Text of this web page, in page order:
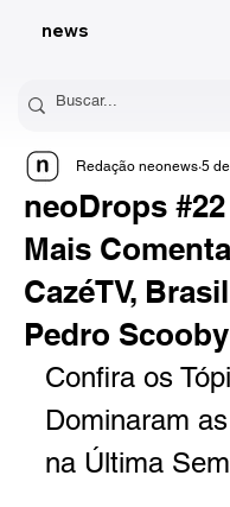
news
neoDrops
Mais
CazéTV,
Pedro
Redação neonews 5
Confira os
Dominaram
na Última